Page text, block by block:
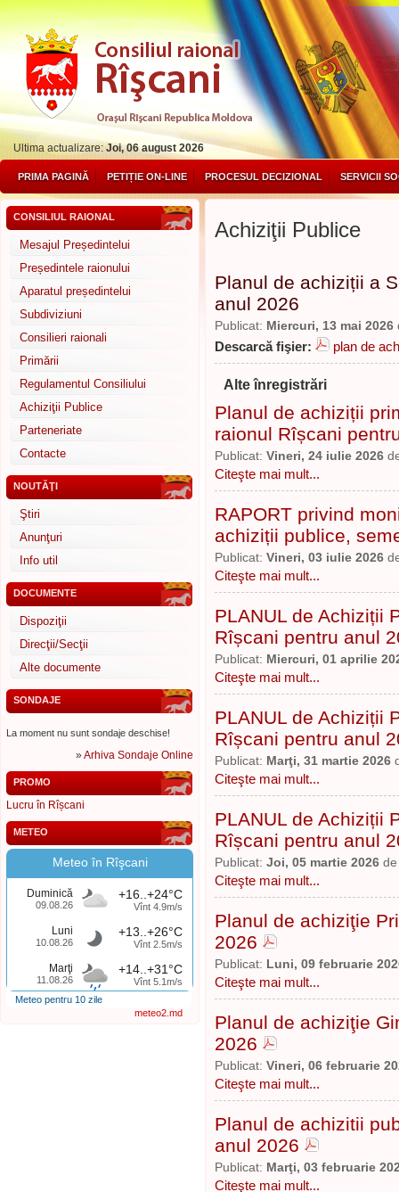
Ultima actualizare:Joi, 06 august 2026
PRIMA PAGINĂ PETIȚIE ON-LINE PROCESUL DECIZIONAL SERVICII
CONSILIUL RAIONAL
Mesajul Președintelui
Președintele raionului
Aparatul președintelui
Subdiviziuni
Consilieri raionali
Primării
Regulamentul Consiliului
Achiziţii Publice
Parteneriate
Contacte
NOUTĂŢI
Ştiri
Anunţuri
Info util
DOCUMENTE
Dispoziţii
Direcţii/Secţii
Alte documente
SONDAJE
La moment nu sunt sondaje deschise!
»Arhiva Sondaje Online
PROMO
Lucru în Rîșcani
METEO
Meteo în Rîşcani
Duminică
09.08.26
+16..+24°C
Vînt 4.9m/s
Luni
10.08.26
+13..+26°C
Vînt 2.5m/s
Marţi
11.08.26
+14..+31°C
Vînt 5.1m/s
Meteo pentru 10 zile
meteo2.md
Achiziţii Publice
Planul de achiziții a
anul 2026
Publicat: Miercuri, 13 mai 2026
Descarcă fişier: plan de
Alte înregistrări
Planul de achiziții
raionul Rîșcani
Publicat: Vineri, 24 iulie 2026
Citeşte mai mult...
RAPORT privind
achiziții publice,
Publicat: Vineri, 03 iulie 2026
Citeşte mai mult...
PLANUL de Achiziții
Rîșcani pentru anul
Publicat: Miercuri, 01 aprilie
Citeşte mai mult...
PLANUL de Achiziții
Rîșcani pentru anul
Publicat: Marţi, 31 martie 2026
Citeşte mai mult...
PLANUL de Achiziții
Rîșcani pentru anul
Publicat: Joi, 05 martie 2026
Citeşte mai mult...
Planul de achiziţie
2026
Publicat: Luni, 09 februarie
Citeşte mai mult...
Planul de achiziţie
2026
Publicat: Vineri, 06 februarie
Citeşte mai mult...
Planul de achizitii
anul 2026
Publicat: Marţi, 03 februarie
Citeşte mai mult...